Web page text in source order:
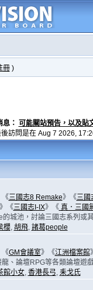
冊)
： 可能關站預告，以及貼
訪問是在 Aug 7 2026,
《三國志8 Remake》《三國
《三國志I-IX》《真．三國
城池，討論三國志系列或
櫻, 胡飛, 諸葛people
《GM會議室》《江洲檔案館》
、論壇RPG等各類論壇遊
館小女, 香港長弓, 耒戈氏